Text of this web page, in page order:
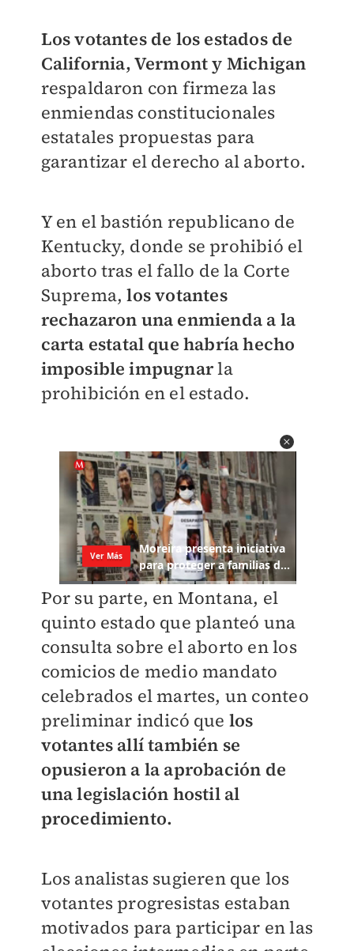
Los votantes de los estados de
California, Vermont y Michigan
respaldaron con firmeza las
enmiendas constitucionales
estatales propuestas para
garantizar el derecho al aborto.
Y en el bastión republicano de
Kentucky, donde se prohibió el
aborto tras el fallo de la Corte
Suprema,los votantes
rechazaron una enmienda a la
carta estatal que habría hecho
imposible impugnarla
prohibición en el estado.
Por su parte, en Montana, el
quinto estado que planteó una
consulta sobre el aborto en los
comicios de medio mandato
celebrados el martes, un conteo
preliminar indicó que los
votantes allí también se
opusieron a la aprobación de
una legislación hostil al
procedimiento.
Los analistas sugieren que los
votantes progresistas estaban
motivados para participar en las